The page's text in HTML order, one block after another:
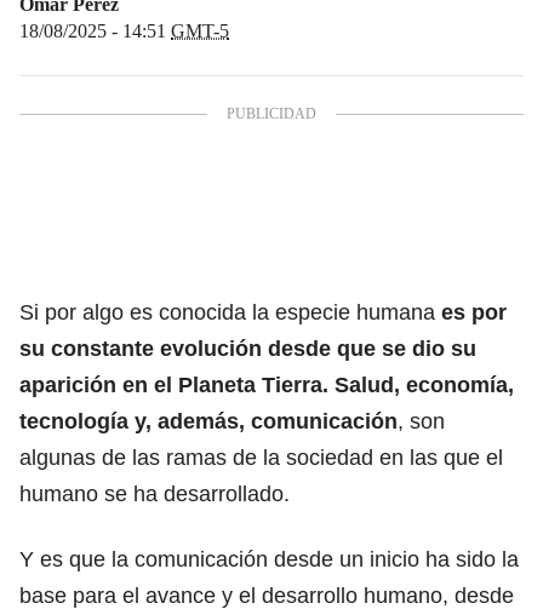
18/08/2025 - 14:51 GMT-5
Si por algo es conocida la especie humana es por
su constante evolución desde que se dio su
aparición en el Planeta Tierra. Salud, economía,
tecnología y, además, comunicación, son
algunas de las ramas de la sociedad en las que el
humano se ha desarrollado.
Y es que la comunicación desde un inicio ha sido la
base para el avance y el desarrollo humano, desde